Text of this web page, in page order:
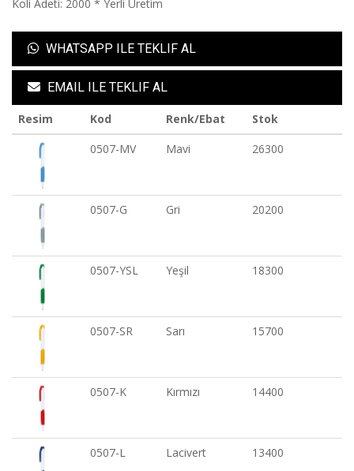
Koli Adeti: 2000 * Yerli Üretim
WHATSAPP ILE TEKLIF AL
EMAIL ILE TEKLIF AL
Resim Kod Renk/Ebat
Stok
0507-MV
Mavi 26300
0507-G Gri 20200
0507-YSL Yeşil 18300
0507-SR Sarı 15700
0507-K Kırmızı 14400
0507-L Lacivert 13400